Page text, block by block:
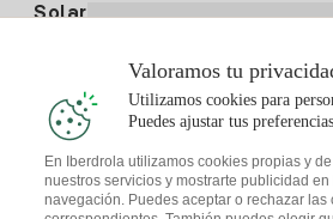
Precio de la luz hoy
Solar
Plan Solar
Simulador Placas Solares
Comunidades Solares
Te interesa
Consejos Luz
Descarga la App
Valoramos tu
Utilizamos cookies para
Puedes ajustar tus
En Iberdrola utilizamos cookies propias y
nuestros servicios y mostrarte publicidad
navegación. Puedes aceptar o rechazar las